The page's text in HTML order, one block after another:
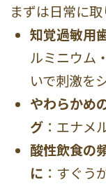
まずは日常に
知覚過敏用
ルミニウム
いで刺激を
やわらかめ
グ ：エナメ
酸性飲食の
に ：すぐう